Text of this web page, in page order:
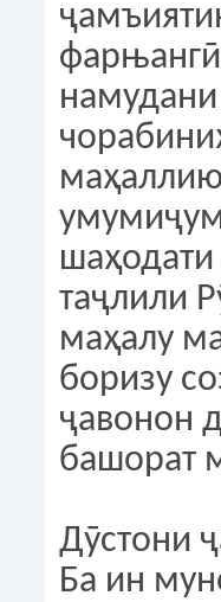
таҷлили
маҳалу
боризу
ҷавонон
башорат
Дӯстони
Ба ин